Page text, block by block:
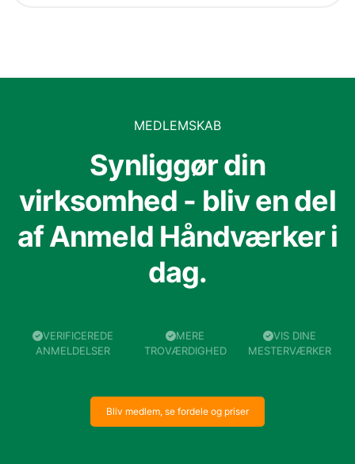
MEDLEMSKAB
Synliggør din
virksomhed - bliv en del
af Anmeld Håndværker i
dag.
VERIFICEREDE
ANMELDELSER
MERE
TROVÆRDIGHED
VIS DINE
MESTERVÆRKER
Bliv medlem, se fordele og priser